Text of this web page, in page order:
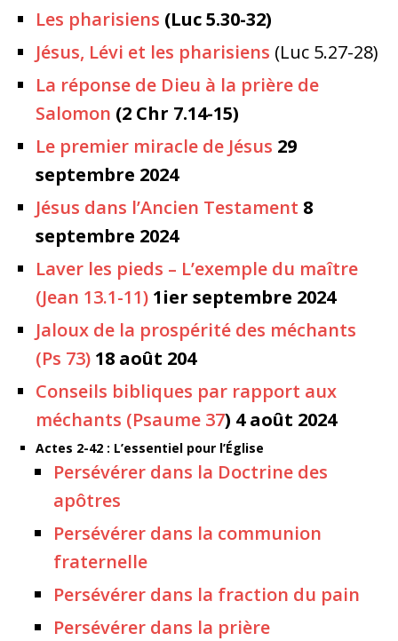
Les pharisiens (Luc 5.30-32)
Jésus, Lévi et les pharisiens (Luc 5.27-28)
La réponse de Dieu à la prière de
Salomon (2 Chr 7.14-15)
Le premier miracle de Jésus 29
septembre 2024
Jésus dans l’Ancien Testament 8
septembre 2024
Laver les pieds – L’exemple du maître
(Jean 13.1-11) 1ier septembre 2024
Jaloux de la prospérité des méchants
(Ps 73) 18 août 204
Conseils bibliques par rapport aux
méchants (Psaume 37) 4 août 2024
Actes 2-42 : L’essentiel pour l’Église
Persévérer dans la Doctrine des
apôtres
Persévérer dans la communion
fraternelle
Persévérer dans la fraction du pain
Persévérer dans la prière